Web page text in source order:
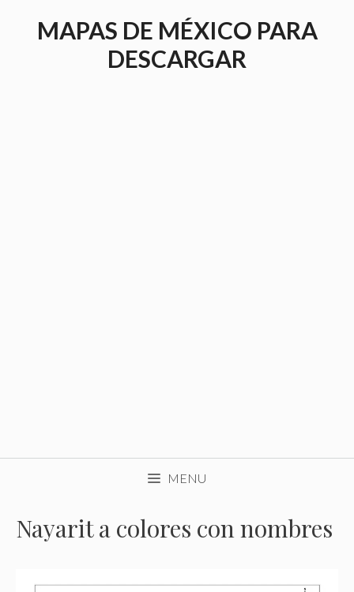
MAPAS DE MÉXICO PARA
DESCARGAR
MENU
Nayarit a colores con nombres